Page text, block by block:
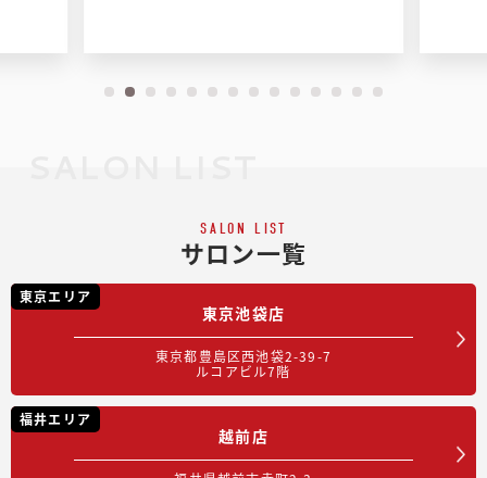
SALON LIST
サロン一覧
東京エリア
東京池袋店
東京都豊島区西池袋2-39-7
ルコアビル7階
福井エリア
越前店